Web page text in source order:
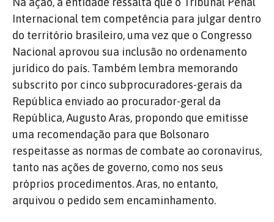
Internacional tem competência para julgar dentro
do território brasileiro, uma vez que o Congresso
Nacional aprovou sua inclusão no ordenamento
jurídico do país. Também lembra memorando
subscrito por cinco subprocuradores-gerais da
República enviado ao procurador-geral da
República, Augusto Aras, propondo que emitisse
uma recomendação para que Bolsonaro
respeitasse as normas de combate ao coronavírus,
tanto nas ações de governo, como nos seus
próprios procedimentos. Aras, no entanto,
arquivou o pedido sem encaminhamento.